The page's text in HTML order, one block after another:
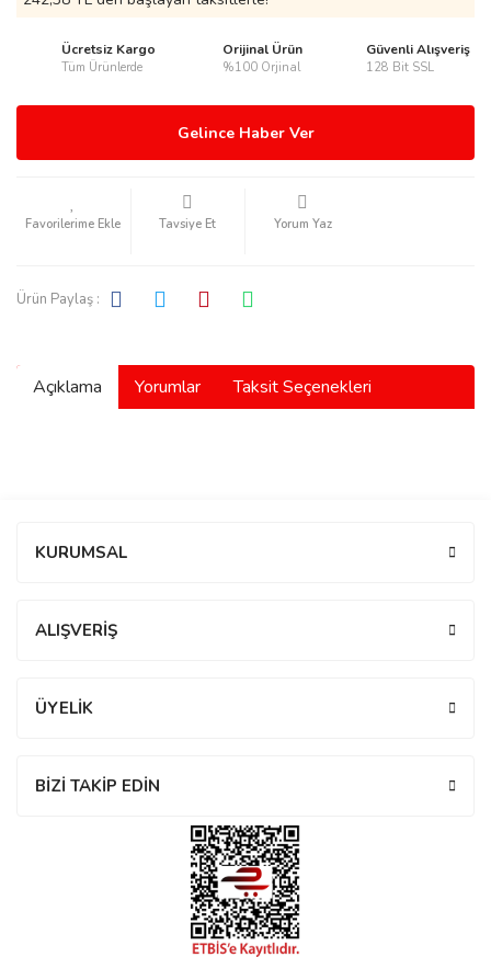
Ücretsiz Kargo
Tüm Ürünlerde
Orijinal Ürün
%100 Orjinal
Güvenli Alışveriş
128 Bit SSL
Gelince Haber Ver
Tavsiye Et Yorum Yaz
Ürün Paylaş :
Açıklama Yorumlar Taksit Seçenekleri
KURUMSAL
ALIŞVERİŞ
ÜYELİK
BİZİ TAKİP EDİN